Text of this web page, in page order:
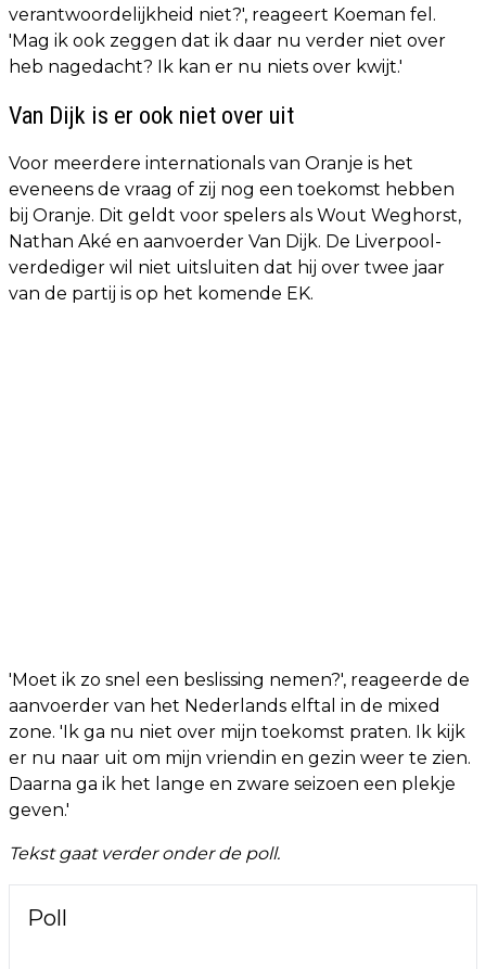
verantwoordelijkheid niet?', reageert Koeman fel.
'Mag ik ook zeggen dat ik daar nu verder niet over
heb nagedacht? Ik kan er nu niets over kwijt.'
Van Dijk is er ook niet over uit
Voor meerdere internationals van Oranje is het
eveneens de vraag of zij nog een toekomst hebben
bij Oranje. Dit geldt voor spelers als Wout Weghorst,
Nathan Aké en aanvoerder Van Dijk. De Liverpool-
verdediger wil niet uitsluiten dat hij over twee jaar
van de partij is op het komende EK.
'Moet ik zo snel een beslissing nemen?', reageerde de
aanvoerder van het Nederlands elftal in de mixed
zone. 'Ik ga nu niet over mijn toekomst praten. Ik kijk
er nu naar uit om mijn vriendin en gezin weer te zien.
Daarna ga ik het lange en zware seizoen een plekje
geven.'
Tekst gaat verder onder de poll.
Poll